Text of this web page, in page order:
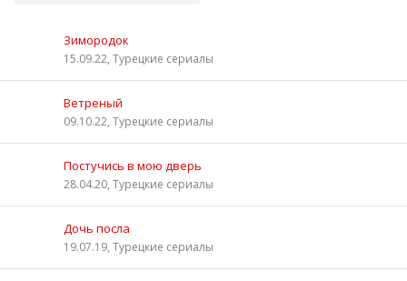
Зимородок
15.09.22, Турецкие сериалы
Ветреный
09.10.22, Турецкие сериалы
Постучись в мою дверь
28.04.20, Турецкие сериалы
Дочь посла
19.07.19, Турецкие сериалы